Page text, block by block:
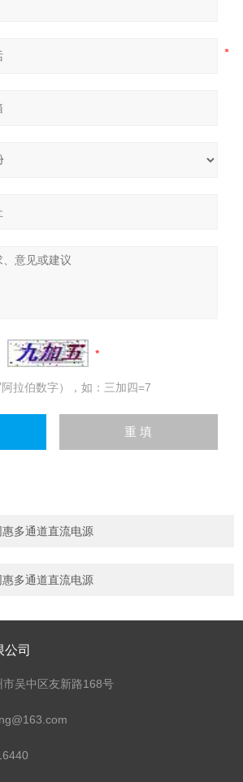
拉伯数字），如：三加四=7
多通道直流电源
多通道直流电源
司
吴中区友新路168号